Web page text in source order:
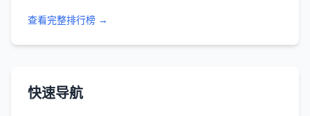
查看完整排行榜 →
快速导航